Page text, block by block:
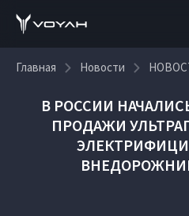
Главная Новости
В РОССИИ
ПРОДАЖИ